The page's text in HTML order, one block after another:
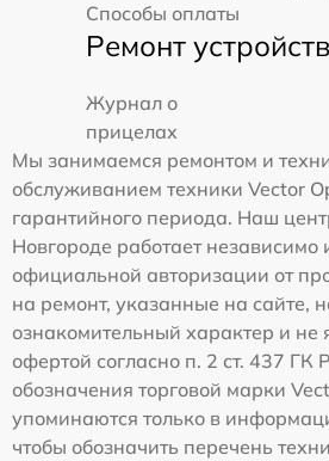
Способы оплаты
Ремонт устройств
Журнал о
прицелах
Мы занимаемся ремонтом и
обслуживанием техники Vector
гарантийного периода. Наш
Новгороде работает независимо
официальной авторизации от
на ремонт, указанные на сайте,
ознакомительный характер и не
офертой согласно п. 2 ст. 437 ГК
обозначения торговой марки
упоминаются только в
чтобы обозначить перечень